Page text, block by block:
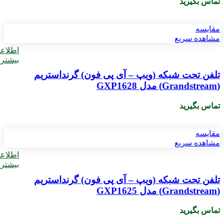
مقایسه
مشاهده سریع
بیشتر
تلفن تحت شبکه (ویپ – آی پی فون) گرنداستریم
(Grandstream) مدل GXP1628
تماس بگیرید
مقایسه
مشاهده سریع
بیشتر
تلفن تحت شبکه (ویپ – آی پی فون) گرنداستریم
(Grandstream) مدل GXP1625
تماس بگیرید